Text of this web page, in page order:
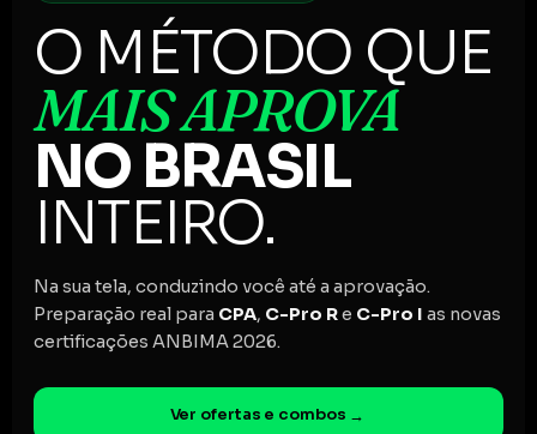
O MÉTODO QUE
MAIS APROVA
NO BRASIL
INTEIRO.
Na sua tela, conduzindo você até a aprovação.
Preparação real para CPA, C-Pro Re C-Pro I as novas
certificações ANBIMA 2026.
Ver ofertas e combos →